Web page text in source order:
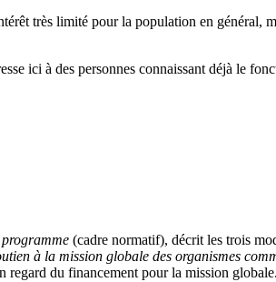
très limité pour la population en
ici à des personnes connaissant déjà le
(cadre normatif), décrit les trois
à la mission globale des organismes
regard du financement pour la mission globale.